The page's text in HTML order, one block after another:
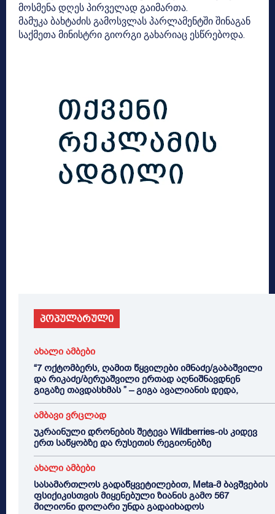
მოსმენა დღეს პირველად გაიმართა.
მამუკა ბახტაძის გამოსვლას პარლამენტში შინაგან
საქმეთა მინისტრი გიორგი გახარიაც ესწრებოდა.
პოპულარული
ახალი ამბები
“7 ოქტომბერს, ღამით წყვილები იმნაძე/გაბაშვილი
და რიკაძე/ბერუაშვილი ერთად აღნიშნავდნენ
გიგაზე თავდასხმას ” – გიგა ავალიანის დედა,
ამბავი ვრცლად
უკრაინული დრონების შეტევა Wildberries-ის კიდევ
ერთ საწყობზე და რუსეთის რეგიონებზე
ახალი ამბები
სასამართლოს გადაწყვეტილებით, Meta-მ ბავშვების
ფსიქიკისთვის მიყენებული ზიანის გამო 567
მილიონი დოლარი უნდა გადაიხადოს